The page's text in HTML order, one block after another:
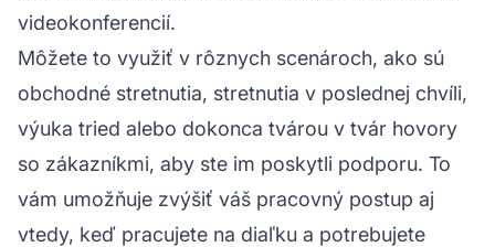
videokonferencií.
Môžete to využiť v rôznych scenároch, ako sú
obchodné stretnutia, stretnutia v poslednej chvíli,
výuka tried alebo dokonca tvárou v tvár hovory
so zákazníkmi, aby ste im poskytli podporu. To
vám umožňuje zvýšiť váš pracovný postup aj
vtedy, keď pracujete na diaľku a potrebujete